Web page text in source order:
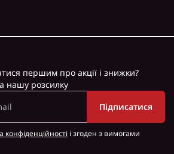
першим про акції і знижки?
нашу розсилку
Підписатися
конфіденційності і згоден з вимогами